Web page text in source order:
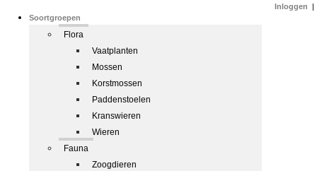
Soortgroepen
Flora
Vaatplanten
Mossen
Korstmossen
Paddenstoelen
Kranswieren
Wieren
Fauna
Zoogdieren
Inloggen |